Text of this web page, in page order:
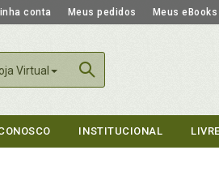
conta Meus pedidos Meus eBooks
Virtual
INSTITUCIONAL